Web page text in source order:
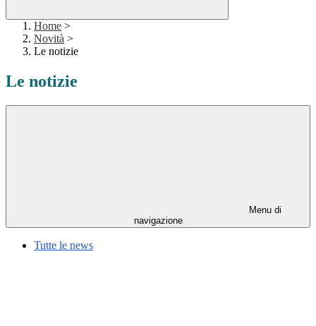
Home >
Novità >
Le notizie
Le notizie
Menu di
navigazione
Tutte le news